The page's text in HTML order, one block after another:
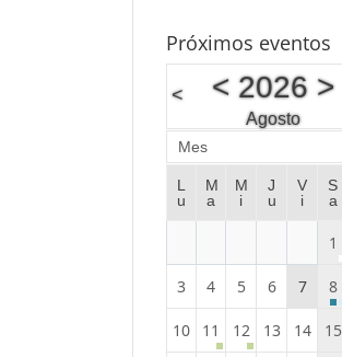
Próximos eventos
< <2026 >
Agosto
Mes
L
u
M
a
M
i
J
u
V
i
S
a
1
3 4 5 6 7 8
10 11 12 13 14 15